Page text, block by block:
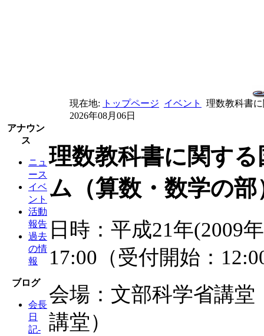
現在地: トップページ イベント
理数教科書
2026年08月06日
アナウン
ス
ニュ
ース
イベ
ント
活動
報告
過去
の情
報
ブログ
会長
日
記-
理数教科書に関す
ム（算数・数学の部
日時：平成21年(2009
17:00（受付開始：
会場：文部科学省講堂
講堂）